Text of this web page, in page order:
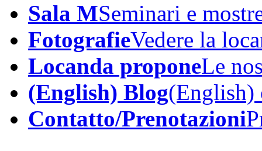
Sala MSeminari e
FotografieVedere la
Locanda proponeLe
(English) Blog(English)
Contatto/Prenotazioni